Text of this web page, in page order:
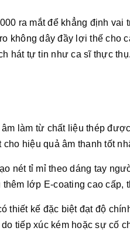
ra mắt để khẳng định vai
không dây đầy lợi thế
hát tự tin như ca sĩ thực thụ.
làm từ chất liệu thép
hiệu quả âm thanh tốt
nét tỉ mỉ theo dáng tay
lớp E-coating cao cấp,
thiết kế đặc biệt đạt độ
tiếp xúc kém hoặc sự cố